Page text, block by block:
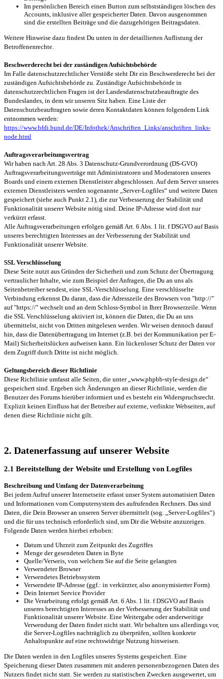
Im persönlichen Bereich einen Button zum selbstständigen löschen des
Accounts, inklusive aller gespeicherter Daten. Davon ausgenommen
sind die erstellten Beiträge und die dazugehörigen Beitragsdaten.
Weitere Hinweise dazu findest Du unten in der detaillierten Auflistung der
Betroffenenrechte.
Beschwerderecht bei der zuständigen Aufsichtsbehörde
Im Falle datenschutzrechtlicher Verstöße steht Dir ein Beschwerderecht bei der
zuständigen Aufsichtsbehörde zu. Zuständige Aufsichtsbehörde in
datenschutzrechtlichen Fragen ist der Landesdatenschutzbeauftragte des
Bundeslandes, in dem wir unseren Sitz haben. Eine Liste der
Datenschutzbeauftragten sowie deren Kontaktdaten können folgendem Link
entnommen werden:
https://www.bfdi.bund.de/DE/Infothek/Anschriften_Links/anschriften_links-
node.html
Auftragsverarbeitungsvertrag
Wir haben nach Art. 28 Abs. 3 Datenschutz-Grundverordnung (DS-GVO)
Auftragsverarbeitungsverträge mit Administratoren und Moderatoren unseres
Boards und einem externen Dienstleister abgeschlossen. Auf dem Server unseres
externen Dienstleisters werden sogenannte „Server-Logfiles“ und weitere Daten
gespeichert (siehe auch Punkt 2.1), die zur Verbesserung der Stabilität und
Funktionalität unserer Website nötig sind. Deine IP-Adresse wird dort nur
verkürzt erfasst.
Alle Auftragsverarbeitungen erfolgen gemäß Art. 6 Abs. 1 lit. f DSGVO auf Basis
unseres berechtigten Interesses an der Verbesserung der Stabilität und
Funktionalität unserer Website.
SSL Verschlüsselung
Diese Seite nutzt aus Gründen der Sicherheit und zum Schutz der Übertragung
vertraulicher Inhalte, wie zum Beispiel der Anfragen, die Du an uns als
Seitenbetreiber sendest, eine SSL-Verschlüsselung. Eine verschlüsselte
Verbindung erkennst Du daran, dass die Adresszeile des Browsers von "http://"
auf "https://" wechselt und an dem Schloss-Symbol in Ihrer Browserzeile. Wenn
die SSL Verschlüsselung aktiviert ist, können die Daten, die Du an uns
übermittelst, nicht von Dritten mitgelesen werden. Wir weisen dennoch darauf
hin, dass die Datenübertragung im Internet (z.B. bei der Kommunikation per E-
Mail) Sicherheitslücken aufweisen kann. Ein lückenloser Schutz der Daten vor
dem Zugriff durch Dritte ist nicht möglich.
Geltungsbereich dieser Richtlinie
Diese Richtlinie umfasst alle Seiten, die unter „www.phpbb-style-design.de“
gespeichert sind. Ergeben sich Änderungen an dieser Richtlinie, werden die
Benutzer des Forums hierüber informiert und es besteht ein Widerspruchsrecht.
Explizit keinen Einfluss hat der Betreiber auf externe, verlinkte Webseiten, auf
denen diese Richtlinie nicht gilt.
2. Datenerfassung auf unserer Website
2.1 Bereitstellung der Website und Erstellung von Logfiles
Beschreibung und Umfang der Datenverarbeitung
Bei jedem Aufruf unserer Internetseite erfasst unser System automatisiert Daten
und Informationen vom Computersystem des aufrufenden Rechners. Das sind
Daten, die Dein Browser an unseren Server übermittelt (sog. „Server-Logfiles“)
und die für uns technisch erforderlich sind, um Dir die Website anzuzeigen.
Folgende Daten werden hierbei erhoben:
Datum und Uhrzeit zum Zeitpunkt des Zugriffes
Menge der gesendeten Daten in Byte
Quelle/Verweis, von welchem Sie auf die Seite gelangten
Verwendeter Browser
Verwendetes Betriebssystem
Verwendete IP-Adresse (ggf.: in verkürzter, also anonymisierter Form)
Dein Internet Service Provider
Die Verarbeitung erfolgt gemäß Art. 6 Abs. 1 lit. f DSGVO auf Basis
unseres berechtigten Interesses an der Verbesserung der Stabilität und
Funktionalität unserer Website. Eine Weitergabe oder anderweitige
Verwendung der Daten findet nicht statt. Wir behalten uns allerdings vor,
die Server-Logfiles nachträglich zu überprüfen, sollten konkrete
Anhaltspunkte auf eine rechtswidrige Nutzung hinweisen.
Die Daten werden in den Logfiles unseres Systems gespeichert. Eine
Speicherung dieser Daten zusammen mit anderen personenbezogenen Daten des
Nutzers findet nicht statt. Sie werden zu statistischen Zwecken ausgewertet, um